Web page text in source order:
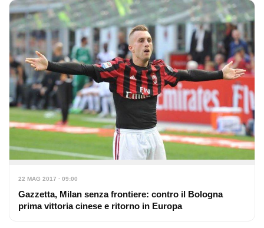
22 MAG 2017 · 09:00
Gazzetta, Milan senza frontiere: contro il Bologna
prima vittoria cinese e ritorno in Europa